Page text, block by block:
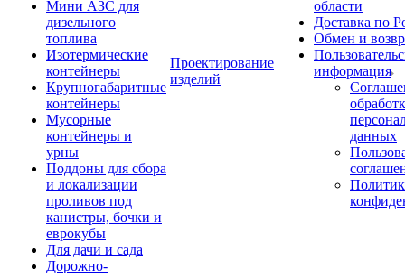
Мини АЗС для
дизельного
топлива
Изотермические
контейнеры
Крупногабаритные
контейнеры
Мусорные
контейнеры и
урны
Поддоны для сбора
и локализации
проливов под
канистры, бочки и
еврокубы
Для дачи и сада
Дорожно-
Проектирование
изделий
области
Доставка по
Обмен и
информация
данных